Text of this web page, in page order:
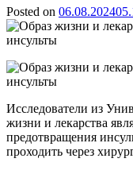
Posted on 06.08.2024
Исследователи из
жизни и лекарства
предотвращения
проходить через